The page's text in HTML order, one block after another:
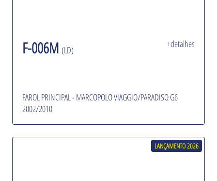
F-006M (LD)
+detalhes
FAROL PRINCIPAL - MARCOPOLO VIAGGIO/PARADISO G6
2002/2010
LANÇAMENTO 2026